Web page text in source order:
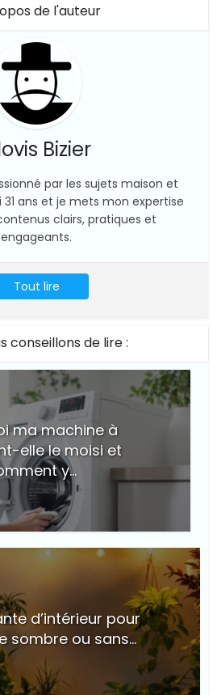
de l'auteur
Bizier
par les sujets maison et
ans et je mets mon expertise
clairs, pratiques et
engageants.
Tout lire
conseillons de lire :
ma machine à
elle le moisi et
y...
d’intérieur pour
sombre ou sans...